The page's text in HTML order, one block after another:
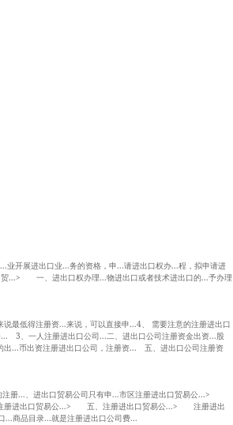
开展进出口业...务的资格，申...请进出口权办...程，拟申请进
...> 一、进出口权办理...物进出口或者技术进出口的...予办理
最低得注册资...来说，可以直接申...4、 需要注意的注册进出口
3、一人注册进出口公司...二、进出口公司注册资金出资...股
出...币出资注册进出口公司，注册资... 五、进出口公司注册资
册...、进出口贸易公司只有申...市区注册进出口贸易公...>
册进出口贸易公...> 五、注册进出口贸易公...> 注册进出
品目录...就是注册进出口公司费...